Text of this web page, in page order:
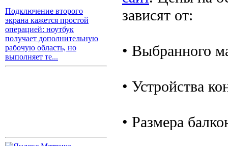
Подключение второго
экрана кажется простой
операцией: ноутбук
получает дополнительную
рабочую область, но
выполняет те...
зависят от:
• Выбранного
• Устройства
• Размера